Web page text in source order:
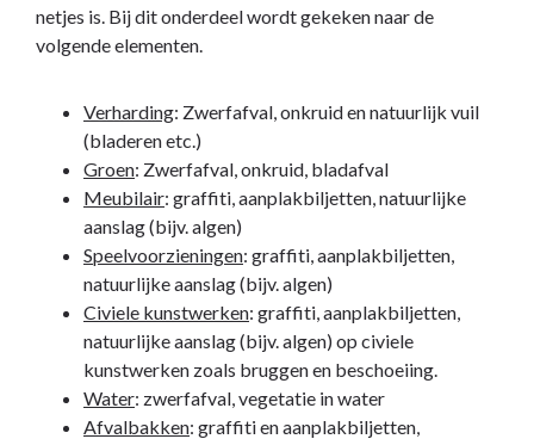
netjes is. Bij dit onderdeel wordt gekeken naar de
volgende elementen.
Verharding: Zwerfafval, onkruid en natuurlijk vuil
(bladeren etc.)
Groen: Zwerfafval, onkruid, bladafval
Meubilair: graffiti, aanplakbiljetten, natuurlijke
aanslag (bijv. algen)
Speelvoorzieningen: graffiti, aanplakbiljetten,
natuurlijke aanslag (bijv. algen)
Civiele kunstwerken: graffiti, aanplakbiljetten,
natuurlijke aanslag (bijv. algen) op civiele
kunstwerken zoals bruggen en beschoeiing.
Water: zwerfafval, vegetatie in water
Afvalbakken: graffiti en aanplakbiljetten,